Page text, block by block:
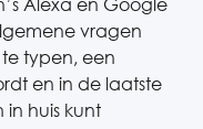
Alexa en Google
vragen
typen, een
en in de laatste
huis kunt